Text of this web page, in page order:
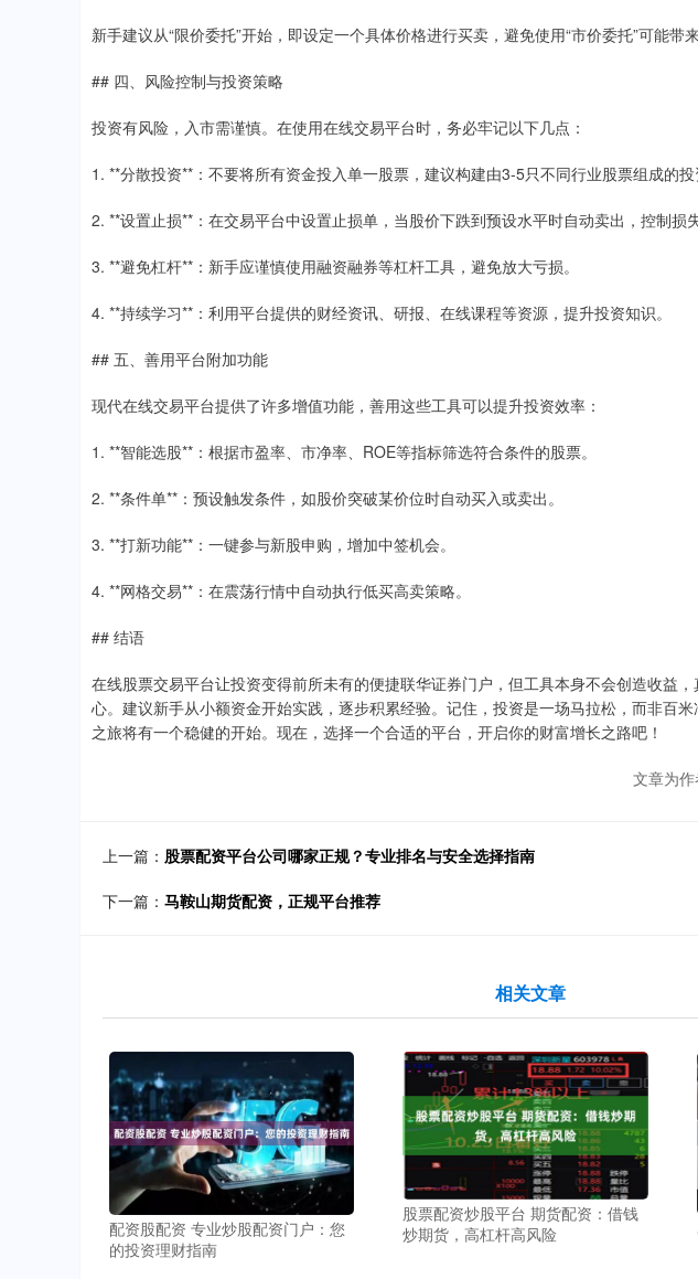
新手建议从“限价委托”开始，即设定一个具体价格进行买卖，避免使用“市价委托”可能带
## 四、风险控制与投资策略
投资有风险，入市需谨慎。在使用在线交易平台时，务必牢记以下几点：
1. **分散投资**：不要将所有资金投入单一股票，建议构建由3-5只不同行业股票组成的投
2. **设置止损**：在交易平台中设置止损单，当股价下跌到预设水平时自动卖出，控制损失
3. **避免杠杆**：新手应谨慎使用融资融券等杠杆工具，避免放大亏损。
4. **持续学习**：利用平台提供的财经资讯、研报、在线课程等资源，提升投资知识。
## 五、善用平台附加功能
现代在线交易平台提供了许多增值功能，善用这些工具可以提升投资效率：
1. **智能选股**：根据市盈率、市净率、ROE等指标筛选符合条件的股票。
2. **条件单**：预设触发条件，如股价突破某价位时自动买入或卖出。
3. **打新功能**：一键参与新股申购，增加中签机会。
4. **网格交易**：在震荡行情中自动执行低买高卖策略。
## 结语
在线股票交易平台让投资变得前所未有的便捷联华证券门户，但工具本身不会创造收益
心。建议新手从小额资金开始实践，逐步积累经验。记住，投资是一场马拉松，而非百
之旅将有一个稳健的开始。现在，选择一个合适的平台，开启你的财富增长之路吧！
文章为
上一篇： 股票配资平台公司哪家正规？专业排名与安全选择指南
下一篇： 马鞍山期货配资，正规平台推荐
相关文章
配资股配资 专业炒股配资门户：您
的投资理财指南
股票配资炒股平台 期货配资：借钱
炒期货，高杠杆高风险